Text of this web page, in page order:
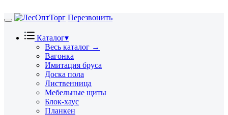
Toggle
navigation
Перезвонить
Каталог▾
Весь каталог →
Вагонка
Имитация бруса
Доска пола
Лиственница
Мебельные щиты
Блок-хаус
Планкен